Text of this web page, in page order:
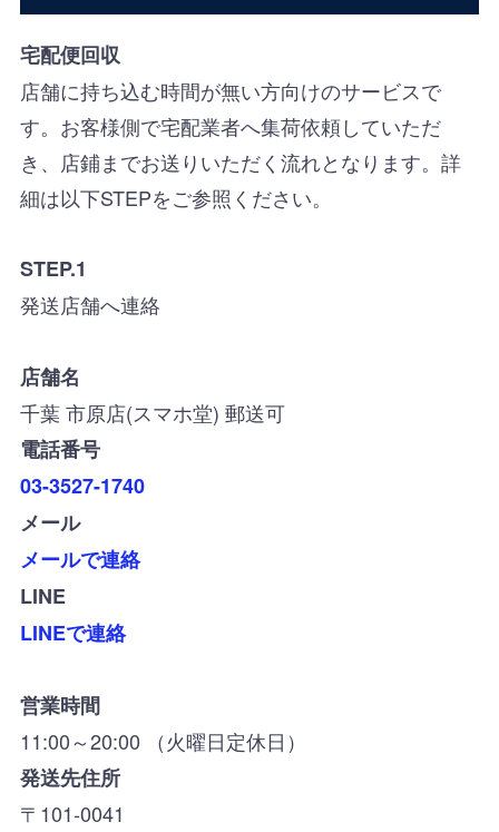
宅配便回収
店舗に持ち込む時間が無い方向けのサービスで
す。お客様側で宅配業者へ集荷依頼していただ
き、店鋪までお送りいただく流れとなります。詳
細は以下STEPをご参照ください。
STEP.1
発送店舗へ連絡
店舗名
千葉 市原店(スマホ堂) 郵送可
電話番号
03-3527-1740
メール
メールで連絡
LINE
LINEで連絡
営業時間
11:00～20:00 （火曜日定休日）
発送先住所
〒101-0041